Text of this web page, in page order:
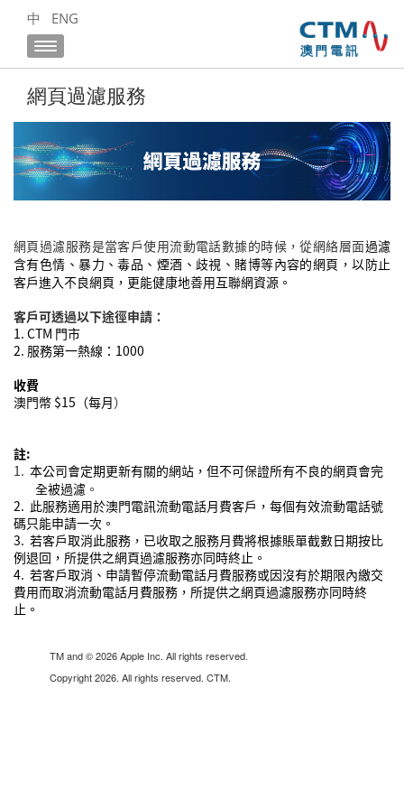
中 ENG
網頁過濾服務
網頁過濾服務是當客戶使用流動電話數據的時候，從網絡層面過濾
含有色情、暴力、毒品、煙酒、歧視、賭博等內容的網頁，以防止
客戶進入不良網頁，更能健康地善用互聯網資源。
客戶可透過以下途徑申請：
1. CTM 門市
2. 服務第一熱線： 1000
收費
澳門幣 $15 （每月）
註:
1. 本公司會定期更新有關的網站，但不可保證所有不良的網頁會完
全被過濾 。
2. 此服務適用於澳門電訊流動電話月費客戶，每個有效流動電話號
碼只能申請一次。
3. 若客戶取消此服務，已收取之服務月費將根據賬單截數日期按比
例退回，所提供之網頁過濾服務亦同時終止。
4. 若客戶取消、申請暫停流動電話月費服務或因沒有於期限內繳交
費用而取消流動電話月費服務，所提供之網頁過濾服務亦同時終
止。
TM and © 2026 Apple Inc. All rights reserved.
Copyright 2026. All rights reserved. CTM.